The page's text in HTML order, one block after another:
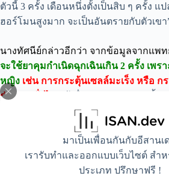
มาเป็นเพื่อนกันกับอีสานเ
เรารับทำและออกแบบเว็บไซต์ สำ
ประเภท ปรึกษาฟรี !
ตัวนี้ 3 ครั้ง เดือนหนึ่งตั้งเป็นสิบ ๆ ครั้ง แ
ฮอร์โมนสูงมาก จะเป็นอันตรายกับตัวเข
นางทัศนีย์กล่าวอีกว่า จากข้อมูลจากแพท
จะใช้ยาคุมกำเนิดฉุกเฉินเกิน 2 ครั้ง เพร
หญิง เช่น การกระตุ้นเซลล์มะเร็ง หรือ
ร่างกายทั่วไป
แม้เมื่อกินมากกว่า 2 ครั้ง
ทันใด รวมทั้งการวิจัยถึงผลกระทบยังไม่
ในการศึกษา แต่การที่ร่างกายรับสิ่งใดม
แน่นอน ซึ่งในทางการแพทย์ควรป้องกันไ
นางทัศนีย์กล่าวต่อไปว่า ตนได้ไปบรรยา